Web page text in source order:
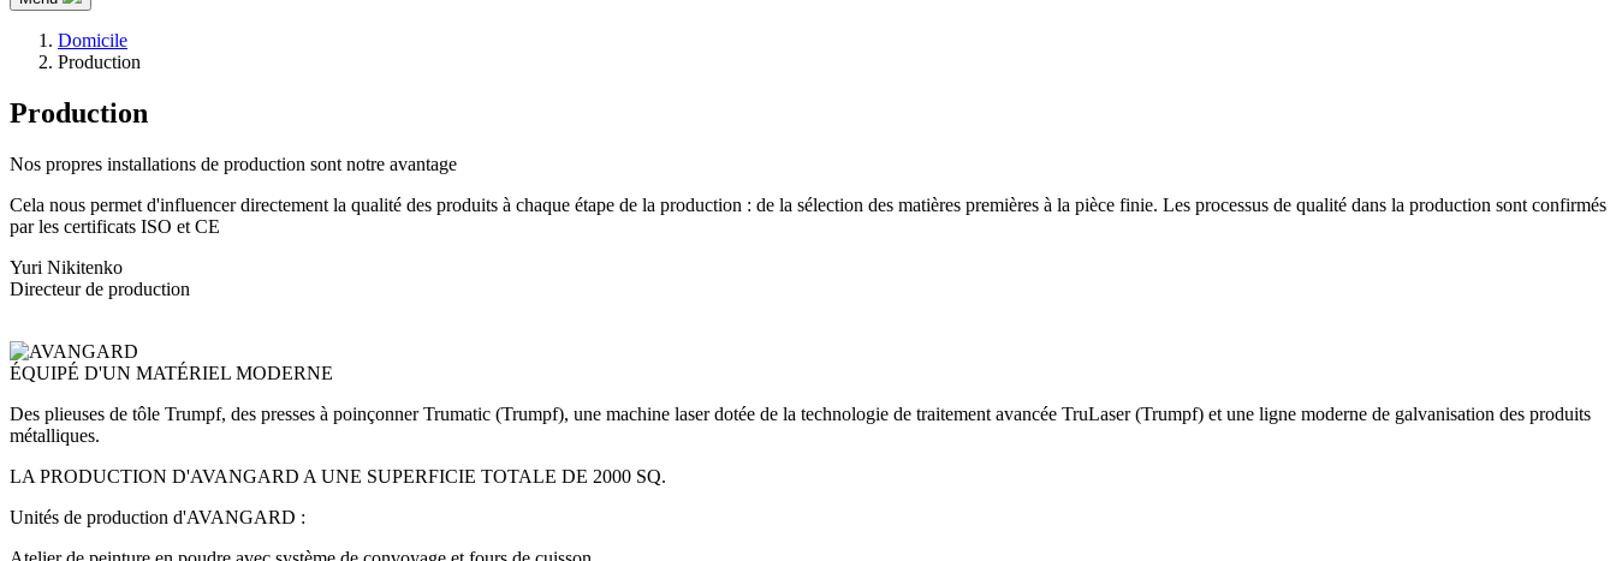
Domicile
Production
Production
Nos propres installations de production sont notre avantage
Cela nous permet d'influencer directement la qualité des produits à chaque étape de la production : de la sélection des matières premières à la pièce finie. Les processus de qualité dans la production sont confirmés
par les certificats ISO et CE
Yuri Nikitenko
Directeur de production
ÉQUIPÉ D'UN MATÉRIEL MODERNE
Des plieuses de tôle Trumpf, des presses à poinçonner Trumatic (Trumpf), une machine laser dotée de la technologie de traitement avancée TruLaser (Trumpf) et une ligne moderne de galvanisation des produits
métalliques.
LA PRODUCTION D'AVANGARD A UNE SUPERFICIE TOTALE DE 2000 SQ.
Unités de production d'AVANGARD :